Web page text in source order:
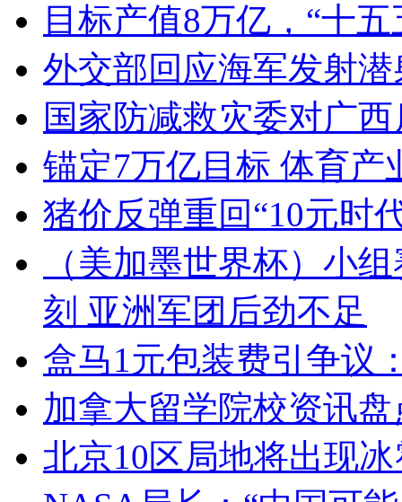
目标产值8万亿，“十
外交部回应海军发射
国家防减救灾委对广
锚定7万亿目标 体育产
猪价反弹重回“10元时
（美加墨世界杯）小
刻 亚洲军团后劲不足
盒马1元包装费引争议
加拿大留学院校资讯
北京10区局地将出现冰